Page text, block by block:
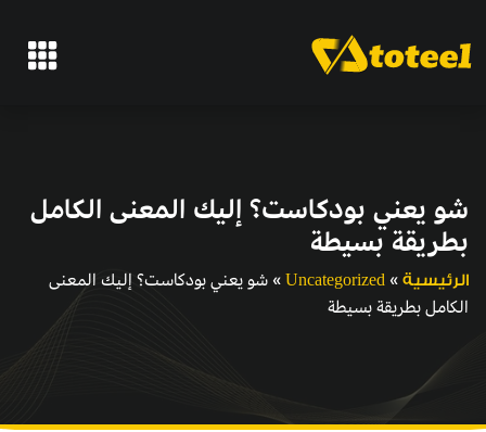
شو يعني بودكاست؟ إليك المعنى الكامل
بطريقة بسيطة
الرئيسية »
Uncategorized
» شو يعني بودكاست؟ إليك المعنى
الكامل بطريقة بسيطة